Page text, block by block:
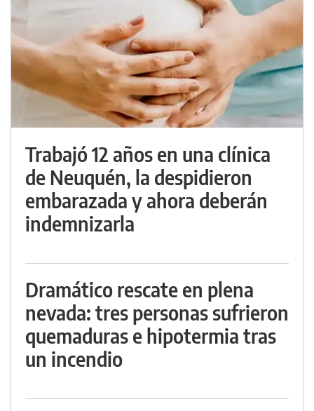
Trabajó 12 años en una clínica
de Neuquén, la despidieron
embarazada y ahora deberán
indemnizarla
Dramático rescate en plena
nevada: tres personas sufrieron
quemaduras e hipotermia tras
un incendio